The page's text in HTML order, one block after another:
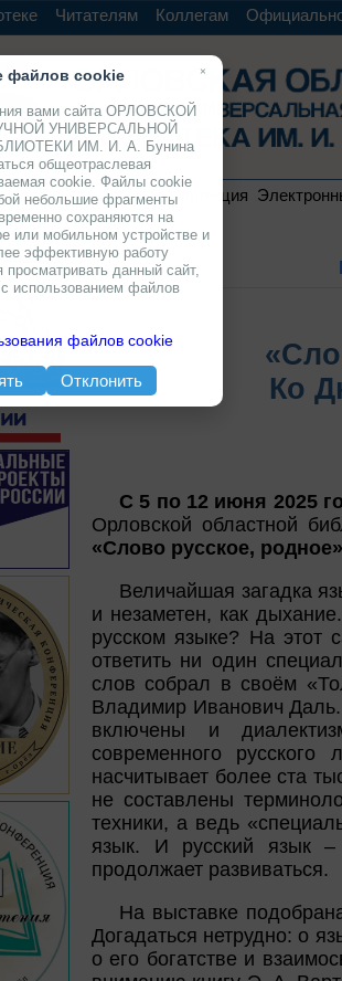
Читателям Коллегам
Электронная коллекция
Ко
С 5 по 12 июня 2025
Орловской областной
«Слово русское, родное»
Величайшая загадка
и незаметен, как
русском языке? На этот
ответить ни один
слов собрал в своём
Владимир Иванович Даль.
включены и
современного
насчитывает более ста
не составлены
техники, а ведь
язык. И русский язык –
продолжает развиваться.
На выставке
Догадаться нетрудно: о
о его богатстве и
×
файлов cookie
вами сайта ОРЛОВСКОЙ
УНИВЕРСАЛЬНОЙ
ИМ. И. А. Бунина
общеотраслевая
cookie. Файлы cookie
небольшие фрагменты
сохраняются на
или мобильном устройстве и
эффективную работу
данный сайт,
использованием файлов
файлов cookie
Отклонить